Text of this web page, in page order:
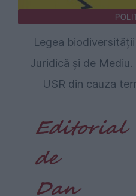
Legea
Juridică și de Mediu.
USR din cauza